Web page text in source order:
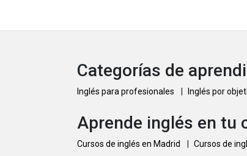
Categorías de
Inglés para profesionales Inglés por
Aprende inglés en tu
Cursos de inglés en Madrid Cursos de